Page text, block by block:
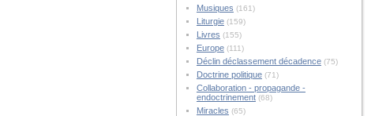
Musiques (161)
Liturgie(159)
Livres (155)
Europe(111)
Déclin déclassement décadence(75)
Doctrine politique(71)
Collaboration - propagande -
endoctrinement(68)
Miracles (65)